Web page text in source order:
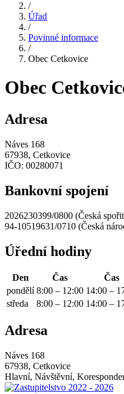
/
Úřad
/
Povinné informace
/
Obec Cetkovice
Obec
Adresa
Náves 168
67938, Cetkovice
IČO: 00280071
Bankovní spojení
2026230399/0800 (Česká
94-10519631/0710 (Česká
Úřední hodiny
Den Čas
Čas
pondělí 8:00 – 12:00 14:00 –
středa
8:00 – 12:00 14:00 –
Adresa
Náves 168
67938, Cetkovice
Hlavní, Návštěvní,